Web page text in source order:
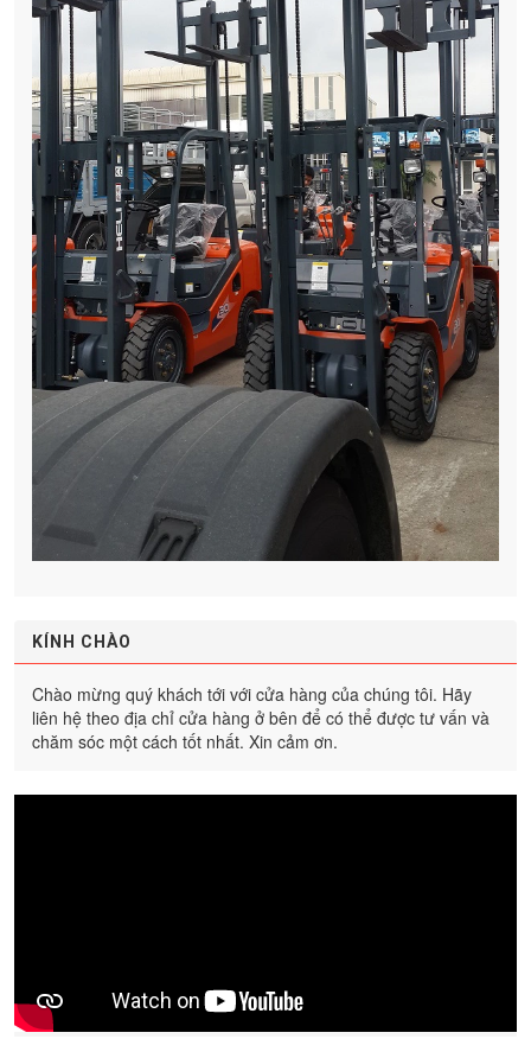
KÍNH CHÀO
Chào mừng quý khách tới với cửa hàng của chúng tôi. Hãy
liên hệ theo địa chỉ cửa hàng ở bên để có thể được tư vấn và
chăm sóc một cách tốt nhất. Xin cảm ơn.